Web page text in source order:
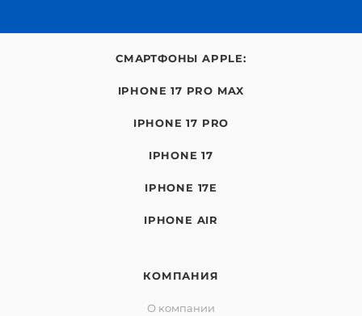
СМАРТФОНЫ APPLE:
IPHONE 17 PRO MAX
IPHONE 17 PRO
IPHONE 17
IPHONE 17E
IPHONE AIR
КОМПАНИЯ
О компании